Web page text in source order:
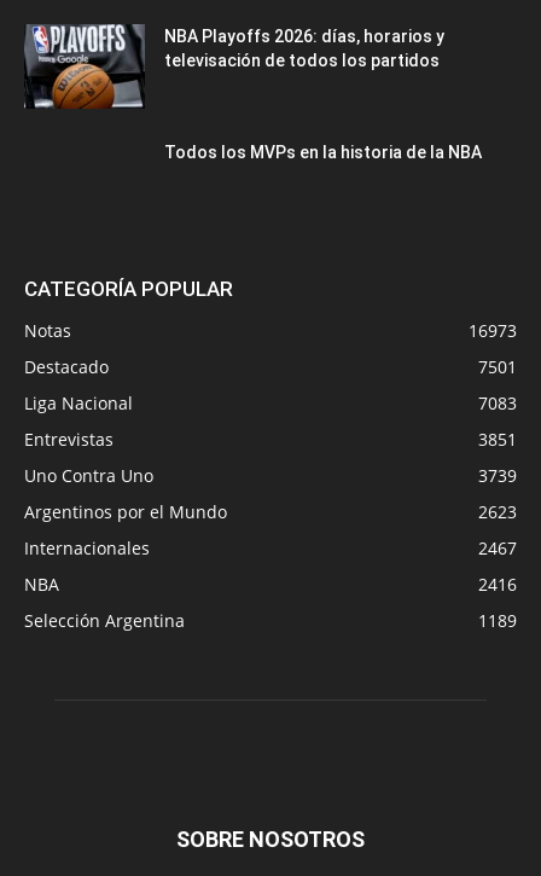
NBA Playoffs 2026: días, horarios y
televisación de todos los partidos
Todos los MVPs en la historia de la NBA
CATEGORÍA POPULAR
Notas
16973
Destacado
7501
Liga Nacional
7083
Entrevistas
3851
Uno Contra Uno
3739
Argentinos por el Mundo
2623
Internacionales
2467
NBA
2416
Selección Argentina
1189
SOBRE NOSOTROS